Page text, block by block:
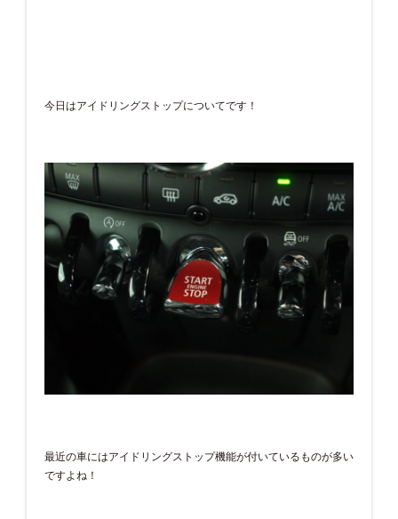
今日はアイドリングストップについてです！
最近の車にはアイドリングストップ機能が付いているものが多い
ですよね！